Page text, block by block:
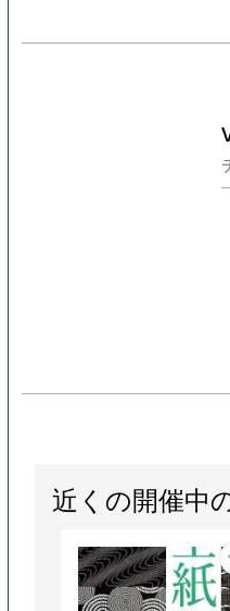
近くの開催中